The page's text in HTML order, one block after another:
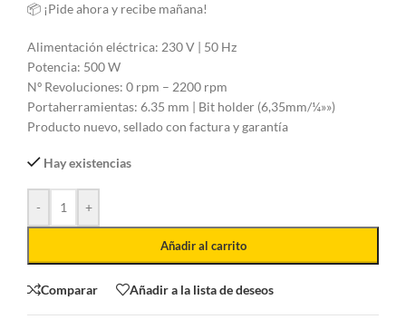
📦 ¡Pide ahora y recibe mañana!
Alimentación eléctrica: 230 V | 50 Hz
Potencia: 500 W
Nº Revoluciones: 0 rpm – 2200 rpm
Portaherramientas: 6.35 mm | Bit holder (6,35mm/¼»»)
Producto nuevo, sellado con factura y garantía
Hay existencias
- +
Añadir al carrito
Comparar Añadir a la lista de deseos